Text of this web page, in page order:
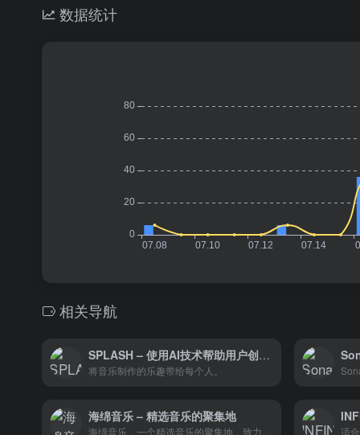
数据统计
相关导航
SPLASH – 使用AI技术帮助用户创作音乐
将音乐制作的乐趣带给每个人。
海绵音乐 – 精选音乐的聚集地
适